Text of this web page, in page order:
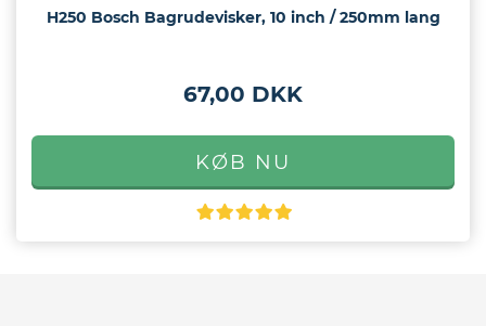
H250 Bosch Bagrudevisker, 10 inch / 250mm lang
67,00 DKK